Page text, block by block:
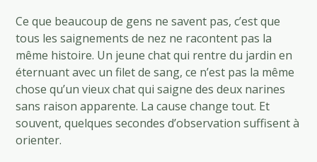
Ce que beaucoup de gens ne savent pas, c’est que
tous les saignements de nez ne racontent pas la
même histoire. Un jeune chat qui rentre du jardin en
éternuant avec un filet de sang, ce n’est pas la même
chose qu’un vieux chat qui saigne des deux narines
sans raison apparente. La cause change tout. Et
souvent, quelques secondes d’observation suffisent à
orienter.